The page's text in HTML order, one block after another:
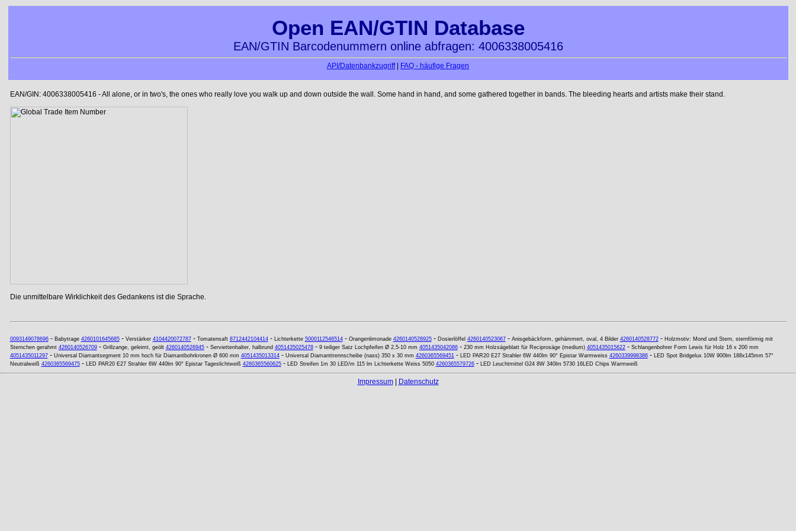
Open EAN/GTIN Database
EAN/GTIN Barcodenummern online abfragen: 4006338005416
API/Datenbankzugriff| FAQ - häufige Fragen
EAN/GIN: 4006338005416 - All alone, or in two's, the ones who really love you walk up and down outside the wall. Some hand in hand, and some gathered together in bands. The bleeding hearts and artists make their stand.
Die unmittelbare Wirklichkeit des Gedankens ist die Sprache.
0093149078696- Babytrage 4260101645685- Verstärker 4104420072787- Tomatensaft 8712442104414- Lichterkette 5000112546514- Orangenlimonade 4260140528925- Dosierlöffel 4260140523067- Anisgebäckform, gehämmert, oval, 4 Bilder 4260140528772- Holzmotiv: Mond und Stern, sternförmig mit
Sternchen gerahmt 4260140526709- Grillzange, geleimt, geölt 4260140526945- Serviettenhalter, halbrund 4051435025478- 9 teiliger Satz Lochpfeifen Ø 2,5-10 mm 4051435042086- 230 mm Holzsägeblatt für Reciprosäge (medium) 4051435015622- Schlangenbohrer Form Lewis für Holz 16 x 200 mm
4051435011297- Universal Diamantsegment 10 mm hoch für Diamantbohrkronen Ø 600 mm 4051435013314- Universal Diamanttrennscheibe (nass) 350 x 30 mm 4260365569451- LED PAR20 E27 Strahler 6W 440lm 90° Epistar Warmweiss 4260339998386- LED Spot Bridgelux 10W 900lm 188x145mm 57°
Neutralweiß 4260365569475- LED PAR20 E27 Strahler 6W 440lm 90° Epistar Tageslichtweiß 4260365560625- LED Streifen 1m 30 LED/m 115 lm Lichterkette Weiss 5050 4260365579726- LED Leuchtmittel G24 8W 340lm 5730 16LED Chips Warmweiß
Impressum| Datenschutz